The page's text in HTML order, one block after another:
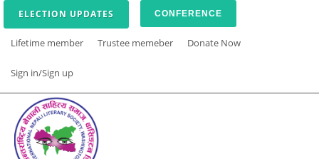
ELECTION UPDATES CONFERENCE
Lifetime member Trustee memeber Donate Now
Sign in/Sign up